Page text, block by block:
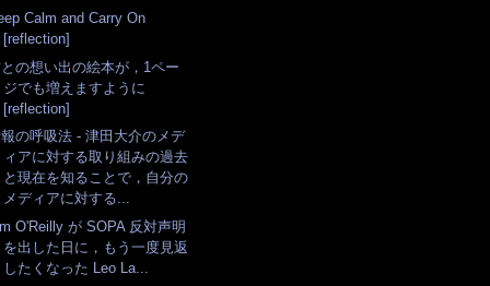
Calm and Carry On
[reflection]
の想い出の絵本が，1ペー
ジでも増えますように
[reflection]
の呼吸法 - 津田大介のメデ
ィアに対する取り組みの過去
と現在を知ることで，自分の
メディアに対する...
O'Reilly が SOPA 反対声明
を出した日に，もう一度見返
したくなった Leo La...